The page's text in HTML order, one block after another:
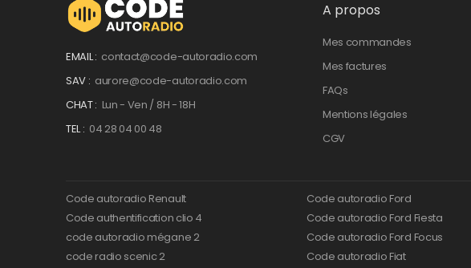
EMAIL : contact@code-autoradio.com
SAV : aurore@code-autoradio.com
CHAT : Lun - Ven / 8H - 18H
TEL : 04 28 04 00 48
A propos
Mes commandes
Mes factures
FAQs
Mentions légales
CGV
Code autoradio Renault
Code authentification clio 4
code autoradio mégane 2
code radio scenic 2
Code autoradio Ford
Code autoradio Ford Fiesta
Code autoradio Ford Focus
Code autoradio Fiat